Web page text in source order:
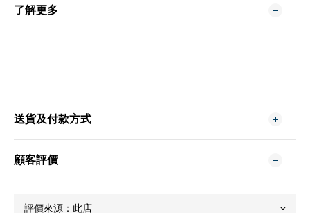
了解更多
送貨及付款方式
顧客評價